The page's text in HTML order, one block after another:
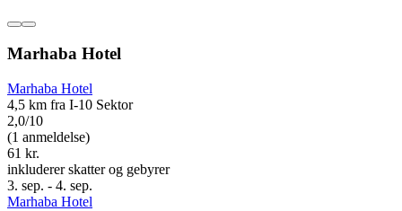
Marhaba Hotel
Marhaba Hotel
4,5 km fra I-10 Sektor
2,0/10
(1 anmeldelse)
61 kr.
inkluderer skatter og gebyrer
3. sep. - 4. sep.
Marhaba Hotel